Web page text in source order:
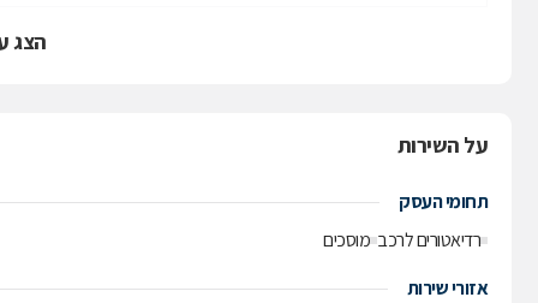
הצג
על השירות
תחומי העסק
רדיאטורים לרכב מוסכים
אזורי שירות